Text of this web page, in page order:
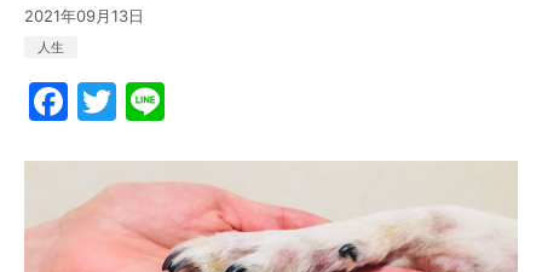
2021年09月13日
人生
F
a
c
e
b
T
w
itt
er
e